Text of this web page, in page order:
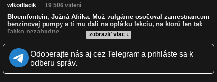
zobraziť viac ↓
wlkodlacik 19 506 videní
Bloemfontein, Južná Afrika. Muž vulgárne osočoval zamestnancom
benzínovej pumpy a tí mu dali na oplátku lekciu, na ktorú len tak
ľahko nezabudne.
Kvalita:
Zverejnené: 10.11.2023 12:18
Krajina: Južná Afrika 🇿🇦
Odoberajte nás aj cez Telegram a prihláste sa k
odberu správ.